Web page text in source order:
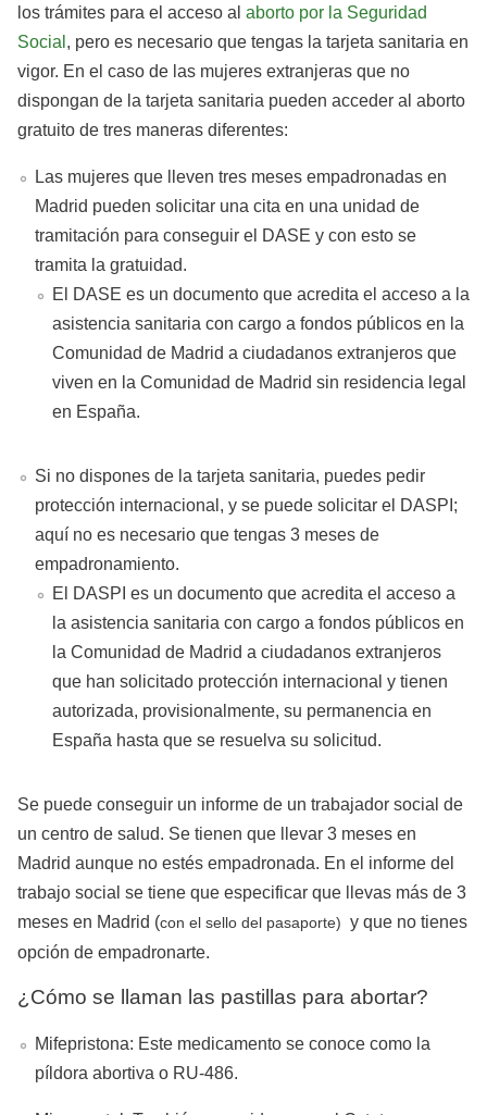
los trámites para el acceso al aborto por la Seguridad
Social , pero es necesario que tengas la tarjeta sanitaria en
vigor. En el caso de las mujeres extranjeras que no
dispongan de la tarjeta sanitaria pueden acceder al aborto
gratuito de tres maneras diferentes:
Las mujeres que lleven tres meses empadronadas en
Madrid pueden solicitar una cita en una unidad de
tramitación para conseguir el DASE y con esto se
tramita la gratuidad.
El DASE es un documento que acredita el acceso a la
asistencia sanitaria con cargo a fondos públicos en la
Comunidad de Madrid a ciudadanos extranjeros que
viven en la Comunidad de Madrid sin residencia legal
en España.
Si no dispones de la tarjeta sanitaria, puedes pedir
protección internacional, y se puede solicitar el DASPI;
aquí no es necesario que tengas 3 meses de
empadronamiento.
El DASPI es un documento que acredita el acceso a
la asistencia sanitaria con cargo a fondos públicos en
la Comunidad de Madrid a ciudadanos extranjeros
que han solicitado protección internacional y tienen
autorizada, provisionalmente, su permanencia en
España hasta que se resuelva su solicitud.
Se puede conseguir un informe de un trabajador social de
un centro de salud. Se tienen que llevar 3 meses en
Madrid aunque no estés empadronada. En el informe del
trabajo social se tiene que especificar que llevas más de 3
meses en Madrid (con el sello del pasaporte) y que no tienes
opción de empadronarte.
¿Cómo se llaman las pastillas para abortar?
Mifepristona: Este medicamento se conoce como la
píldora abortiva o RU-486.